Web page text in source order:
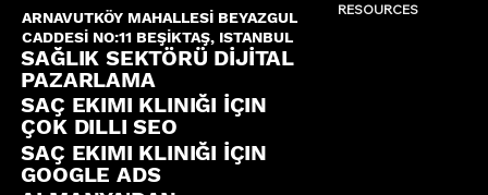
ARNAVUTKÖY MAHALLESİ BEYAZGUL
CADDESİ NO:11 BEŞİKTAŞ, ISTANBUL
SAĞLIK SEKTÖRÜ DİJİTAL
PAZARLAMA
SAÇ EKIMI KLINIĞI İÇIN
ÇOK DILLI SEO
SAÇ EKIMI KLINIĞI İÇIN
GOOGLE ADS
RESOURCES